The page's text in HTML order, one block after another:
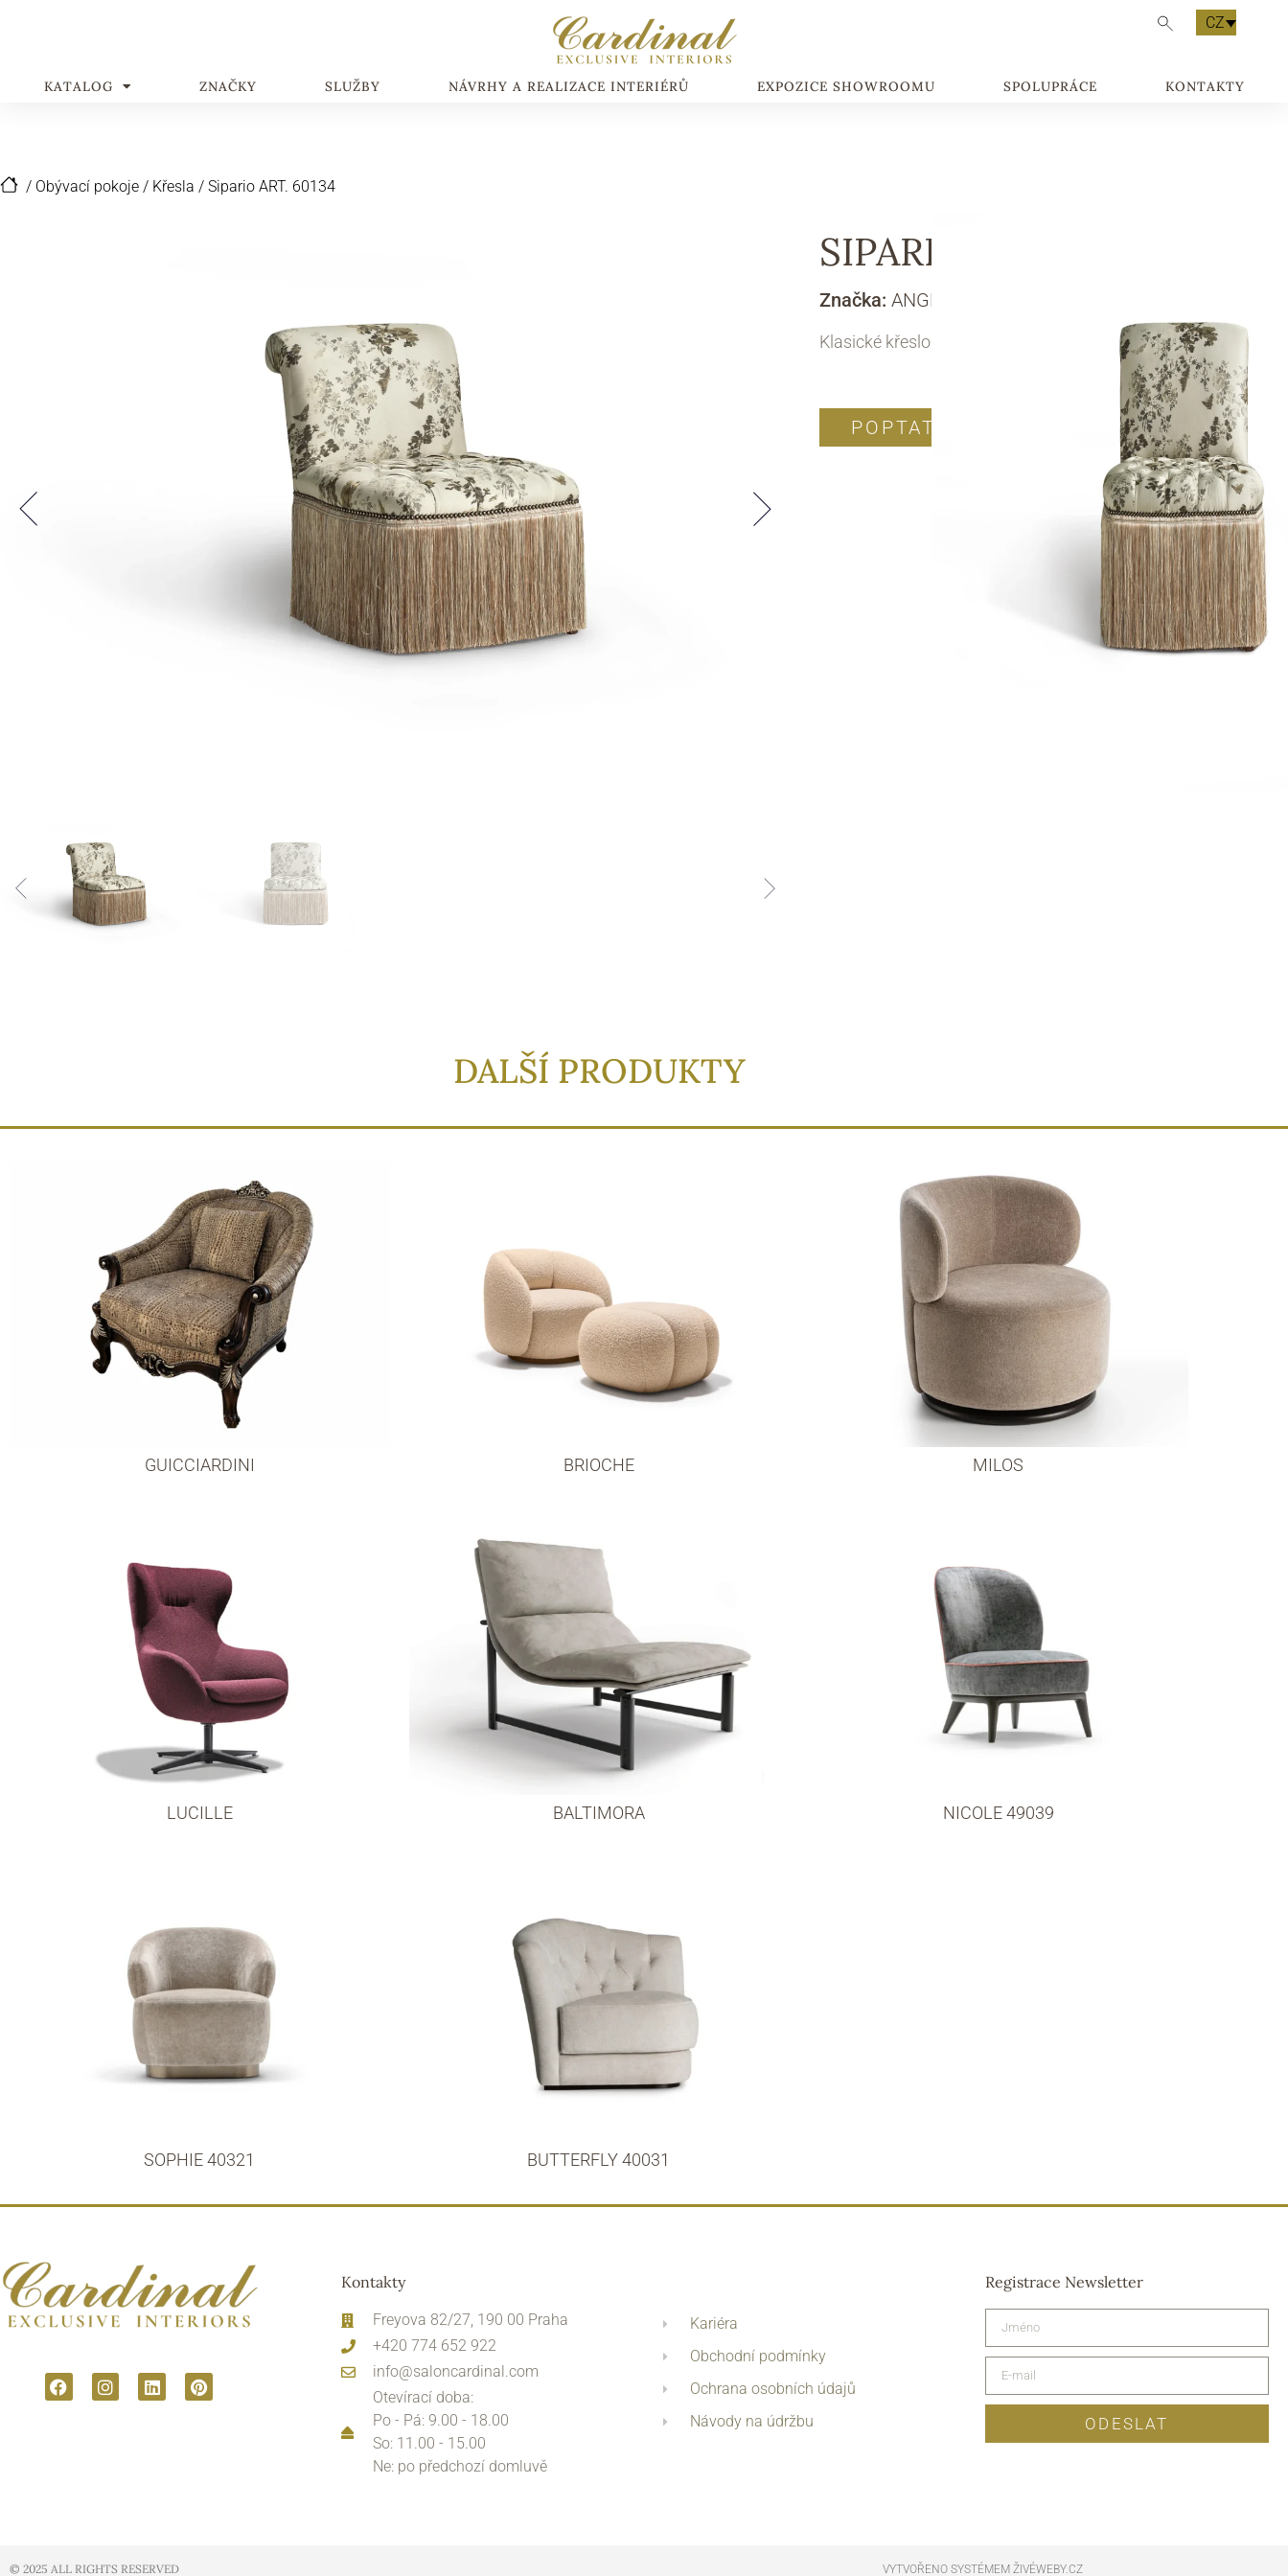
CZ
KATALOG ZNAČKY SLUŽBY NÁVRHY A REALIZACE INTERIÉRŮ EXPOZICE SHOWROOMU SPOLUPRÁCE KONTAKTY
/ Obývací pokoje / Křesla / Sipario ART. 60134
SIPARIO ART. 60134
Značka: ANGELO CAPPELLINI
Klasické křeslo
POPTAT PRODUKT
DALŠÍ PRODUKTY
GUICCIARDINI BRIOCHE MILOS
LUCILLE BALTIMORA NICOLE 49039
SOPHIE 40321 BUTTERFLY 40031
Kontakty
Freyova 82/27, 190 00 Praha
+420 774 652 922
info@saloncardinal.com
Otevírací doba:
Po - Pá: 9.00 - 18.00
So: 11.00 - 15.00
Ne: po předchozí domluvě
Kariéra
Obchodní podmínky
Ochrana osobních údajů
Návody na údržbu
Registrace Newsletter
ODESLAT
© 2025 ALL RIGHTS RESERVED​ VYTVOŘENO SYSTÉMEM ŽIVÉWEBY.CZ